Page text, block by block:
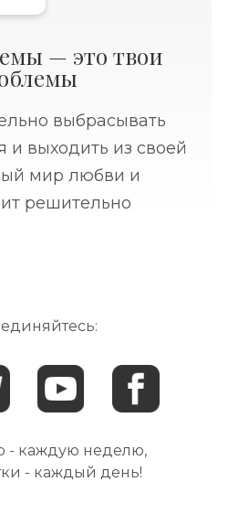
— это твои
выбрасывать
и выходить из своей
мир любви и
решительно
- каждую неделю,
- каждый день!